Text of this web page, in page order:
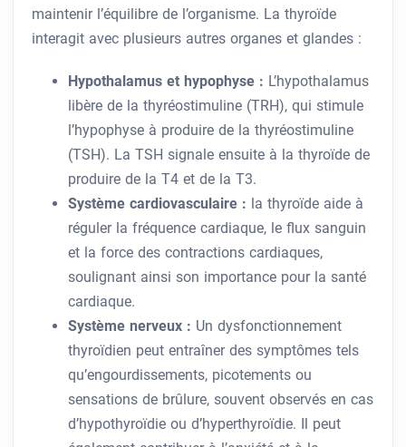
maintenir l’équilibre de l’organisme. La thyroïde
interagit avec plusieurs autres organes et glandes :
Hypothalamus et hypophyse : L’hypothalamus
libère de la thyréostimuline (TRH), qui stimule
l’hypophyse à produire de la thyréostimuline
(TSH). La TSH signale ensuite à la thyroïde de
produire de la T4 et de la T3.
Système cardiovasculaire : la thyroïde aide à
réguler la fréquence cardiaque, le flux sanguin
et la force des contractions cardiaques,
soulignant ainsi son importance pour la santé
cardiaque.
Système nerveux : Un dysfonctionnement
thyroïdien peut entraîner des symptômes tels
qu’engourdissements, picotements ou
sensations de brûlure, souvent observés en cas
d’hypothyroïdie ou d’hyperthyroïdie. Il peut